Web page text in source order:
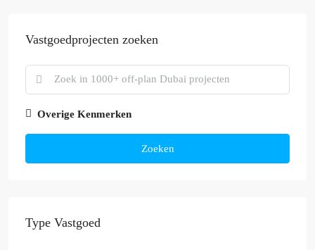
Vastgoedprojecten zoeken
Overige Kenmerken
Zoeken
Type Vastgoed